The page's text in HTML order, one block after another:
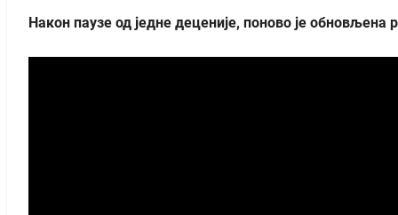
Након паузе од једне деценије, поново је